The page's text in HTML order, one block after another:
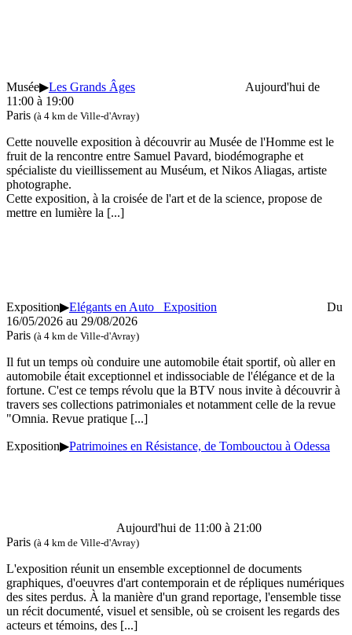
Musée▶Les Grands Âges
Aujourd'hui de
11:00 à 19:00
Paris (à 4 km de Ville-d'Avray)
Cette nouvelle exposition à découvrir au Musée de l'Homme est le
fruit de la rencontre entre Samuel Pavard, biodémographe et
spécialiste du vieillissement au Muséum, et Nikos Aliagas, artiste
photographe.
Cette exposition, à la croisée de l'art et de la science, propose de
mettre en lumière la [...]
Exposition▶Elégants en Auto Exposition
Du
16/05/2026 au 29/08/2026
Paris (à 4 km de Ville-d'Avray)
Il fut un temps où conduire une automobile était sportif, où aller en
automobile était exceptionnel et indissociable de l'élégance et de la
fortune. C'est ce temps révolu que la BTV nous invite à découvrir à
travers ses collections patrimoniales et notamment celle de la revue
"Omnia. Revue pratique [...]
Exposition▶Patrimoines en Résistance, de Tombouctou à Odessa
Aujourd'hui de 11:00 à 21:00
Paris (à 4 km de Ville-d'Avray)
L'exposition réunit un ensemble exceptionnel de documents
graphiques, d'oeuvres d'art contemporain et de répliques numériques
des sites perdus. À la manière d'un grand reportage, l'ensemble tisse
un récit documenté, visuel et sensible, où se croisent les regards des
acteurs et témoins, des [...]